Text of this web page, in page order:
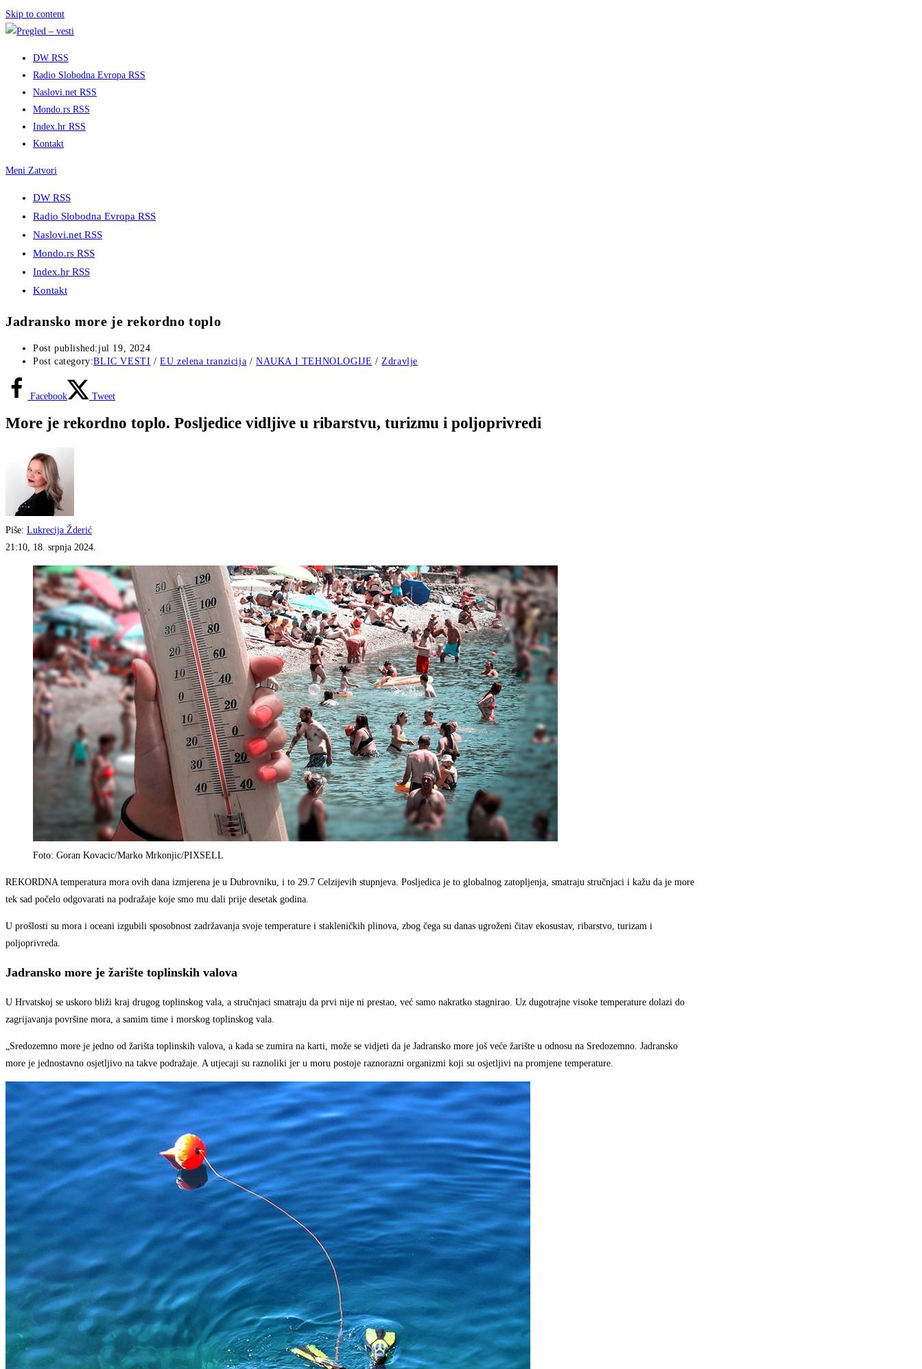
Skip to content
DW RSS
Radio Slobodna Evropa RSS
Naslovi.net RSS
Mondo.rs RSS
Index.hr RSS
Kontakt
Meni Zatvori
DW RSS
Radio Slobodna Evropa RSS
Naslovi.net RSS
Mondo.rs RSS
Index.hr RSS
Kontakt
Jadransko more je rekordno toplo
Post published:jul 19, 2024
Post category:BLIC VESTI / EU zelena tranzicija / NAUKA I TEHNOLOGIJE / Zdravlje
Facebook Tweet
More je rekordno toplo. Posljedice vidljive u ribarstvu, turizmu i poljoprivredi
Piše: Lukrecija Žderić
21:10, 18. srpnja 2024.
Foto: Goran Kovacic/Marko Mrkonjic/PIXSELL
REKORDNA temperatura mora ovih dana izmjerena je u Dubrovniku, i to 29.7 Celzijevih stupnjeva. Posljedica je to globalnog zatopljenja, smatraju stručnjaci i kažu da je more
tek sad počelo odgovarati na podražaje koje smo mu dali prije desetak godina.
U prošlosti su mora i oceani izgubili sposobnost zadržavanja svoje temperature i stakleničkih plinova, zbog čega su danas ugroženi čitav ekosustav, ribarstvo, turizam i
poljoprivreda.
Jadransko more je žarište toplinskih valova
U Hrvatskoj se uskoro bliži kraj drugog toplinskog vala, a stručnjaci smatraju da prvi nije ni prestao, već samo nakratko stagnirao. Uz dugotrajne visoke temperature dolazi do
zagrijavanja površine mora, a samim time i morskog toplinskog vala.
„Sredozemno more je jedno od žarišta toplinskih valova, a kada se zumira na karti, može se vidjeti da je Jadransko more još veće žarište u odnosu na Sredozemno. Jadransko
more je jednostavno osjetljivo na takve podražaje. A utjecaji su raznoliki jer u moru postoje raznorazni organizmi koji su osjetljivi na promjene temperature.